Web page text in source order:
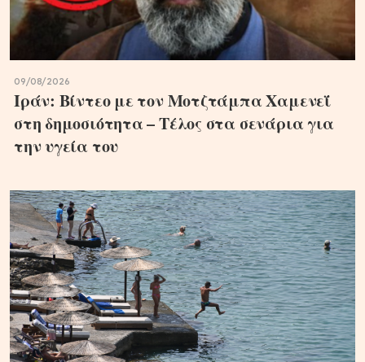
09/08/2026
Ιράν: Βίντεο με τον Μοτζτάμπα Χαμενεΐ
στη δημοσιότητα – Τέλος στα σενάρια για
την υγεία του